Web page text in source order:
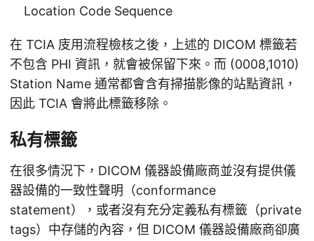
Location Code Sequence
在 TCIA 庋用流程檢核之後，上述的 DICOM 標籤若
不包含 PHI 資訊，就會被保留下來。而 (0008,1010)
Station Name 通常都會含有掃描影像的站點資訊，
因此 TCIA 會將此標籤移除。
私有標籤
在很多情況下，DICOM 儀器設備廠商並沒有提供儀
器設備的一致性聲明（conformance
statement），或者沒有充分定義私有標籤（private
tags）中存儲的內容，但 DICOM 儀器設備廠商卻廣